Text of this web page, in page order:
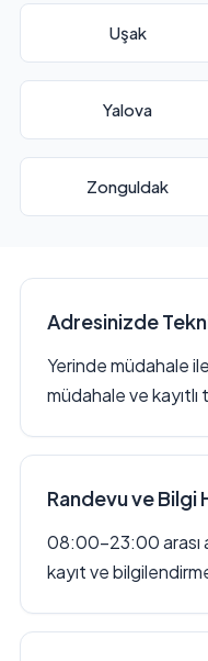
Uşak
Yalova
Zonguldak
Adresinizde
Yerinde müdahale
müdahale ve kayıtlı
Randevu ve Bilgi
08:00–23:00 arası
kayıt ve